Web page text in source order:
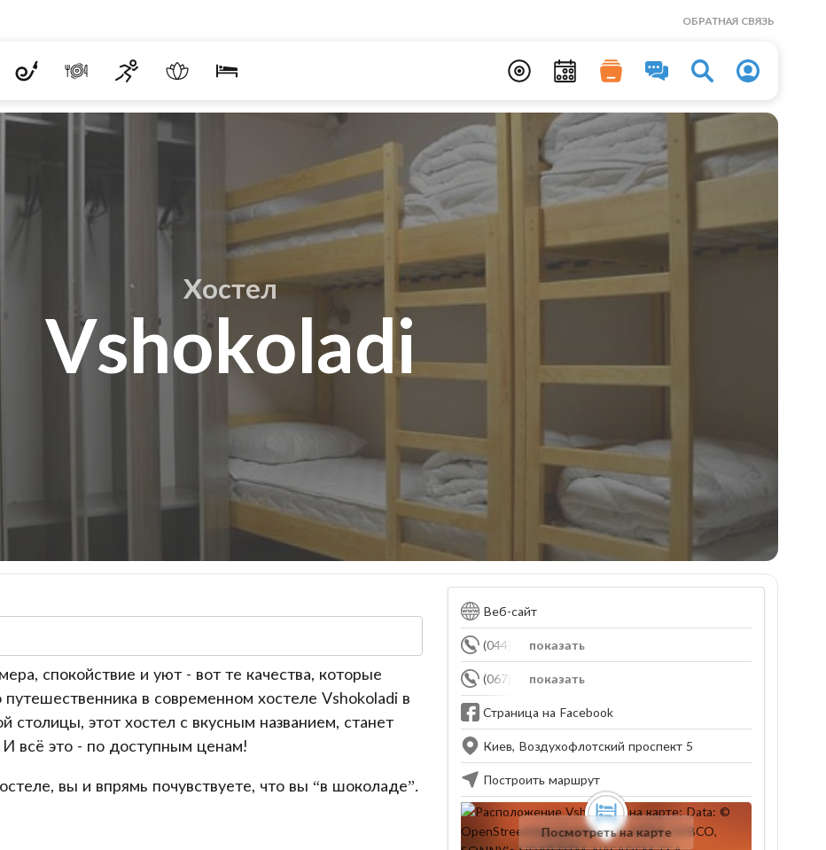
ОБРАТНАЯ СВЯЗЬ
Хостел
Vshokoladi
спокойствие и уют - вот те качества, которые
в современном хостеле Vshokoladi в
этот хостел с вкусным названием, станет
И всё это - по доступным ценам!
вы и впрямь почувствуете, что вы “в шоколаде”.
Веб-сайт
показать
(044) 492-30-21
показать
(067) 465-33-55
Страница на Facebook
Киев, Воздухофлотский проспект 5
Построить маршрут
Посмотреть на карте